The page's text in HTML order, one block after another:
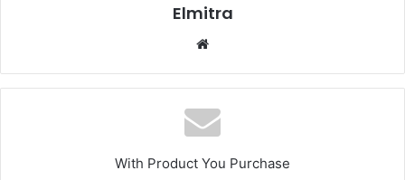
Elmitra
Website
With Product You Purchase